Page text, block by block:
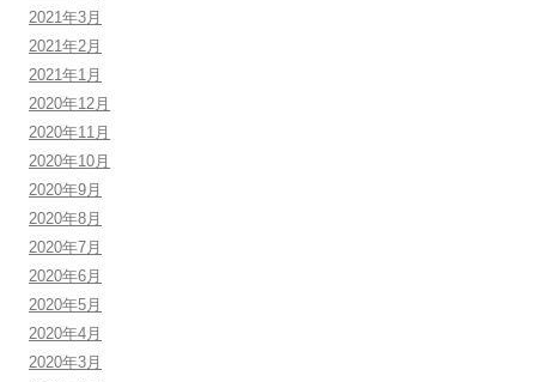
2021年3月
2021年2月
2021年1月
2020年12月
2020年11月
2020年10月
2020年9月
2020年8月
2020年7月
2020年6月
2020年5月
2020年4月
2020年3月